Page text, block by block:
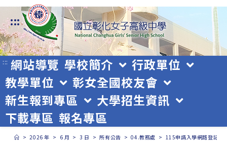
跳
轉
至
主
要
內
容
:::
::: 網站導覽 學校簡介
行政單位
教學單位
彰女全國校友會
新生報到專區
大學招生資訊
下載專區 報名專區
> 2026 年 > 6 月 > 3 日 > 所有公告 > 04.教務處 > 115申請入學網路登記志